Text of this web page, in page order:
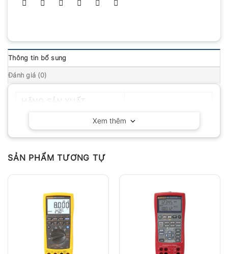
Thông tin bổ sung
Đánh giá (0)
Xem thêm
SẢN PHẨM TƯƠNG TỰ